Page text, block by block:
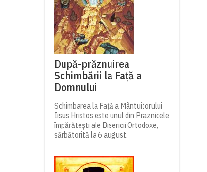
După-prăznuirea
Schimbării la Față a
Domnului
Schimbarea la Față a Mântuitorului
Iisus Hristos este unul din Praznicele
împărătești ale Bisericii Ortodoxe,
sărbătorită la 6 august.